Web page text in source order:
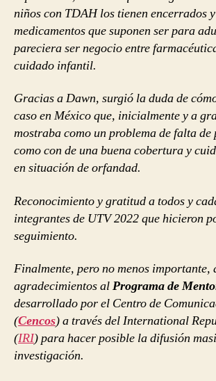
niños con TDAH los tienen encerrados
medicamentos que suponen ser para
pareciera ser negocio entre
cuidado infantil.
Gracias a Dawn, surgió la duda de
caso en México que, inicialmente y a
mostraba como un problema de falta de
como con de una buena cobertura y
en situación de orfandad.
Reconocimiento y gratitud a todos y
integrantes de UTV 2022 que hicieron
seguimiento.
Finalmente, pero no menos importante,
agradecimientos alPrograma de
desarrollado por el Centro de
(Cencos) a través del International
(IRI) para hacer posible la difusión
investigación.